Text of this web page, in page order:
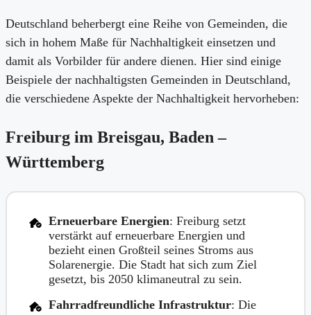
Deutschland beherbergt eine Reihe von Gemeinden, die
sich in hohem Maße für Nachhaltigkeit einsetzen und
damit als Vorbilder für andere dienen. Hier sind einige
Beispiele der nachhaltigsten Gemeinden in Deutschland,
die verschiedene Aspekte der Nachhaltigkeit hervorheben:
Freiburg im Breisgau, Baden –
Württemberg
Erneuerbare Energien: Freiburg setzt
verstärkt auf erneuerbare Energien und
bezieht einen Großteil seines Stroms aus
Solarenergie. Die Stadt hat sich zum Ziel
gesetzt, bis 2050 klimaneutral zu sein.
Fahrradfreundliche Infrastruktur: Die